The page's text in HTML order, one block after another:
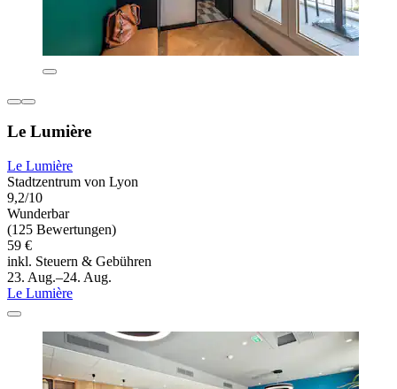
Le Lumière
Le Lumière
Stadtzentrum von Lyon
9,2/10
Wunderbar
(125 Bewertungen)
59 €
inkl. Steuern & Gebühren
23. Aug.–24. Aug.
Le Lumière